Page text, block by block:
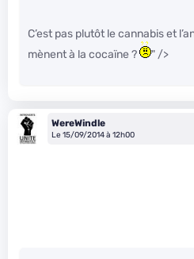
C’est pas plutôt le cannabis et
mènent à la cocaïne ?
" />
WereWindle
Le 15/09/2014 à 12h00